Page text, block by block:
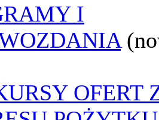
I
OFERT